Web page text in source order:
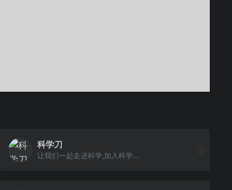
科学刀
让我们一起走进科学,加入科学...